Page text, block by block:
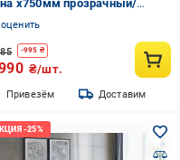
x750мм прозрачный/
оценить
-995 ₴
₴/шт.
Привезём Доставим